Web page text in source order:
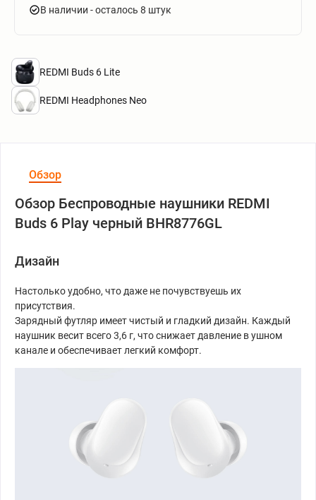
В наличии - осталось 8 штук
REDMI Buds 6 Lite
REDMI Headphones Neo
Обзор
Обзор Беспроводные наушники REDMI
Buds 6 Play черный BHR8776GL
Дизайн
Настолько удобно, что даже не почувствуешь их
присутствия.
Зарядный футляр имеет чистый и гладкий дизайн. Каждый
наушник весит всего 3,6 г, что снижает давление в ушном
канале и обеспечивает легкий комфорт.